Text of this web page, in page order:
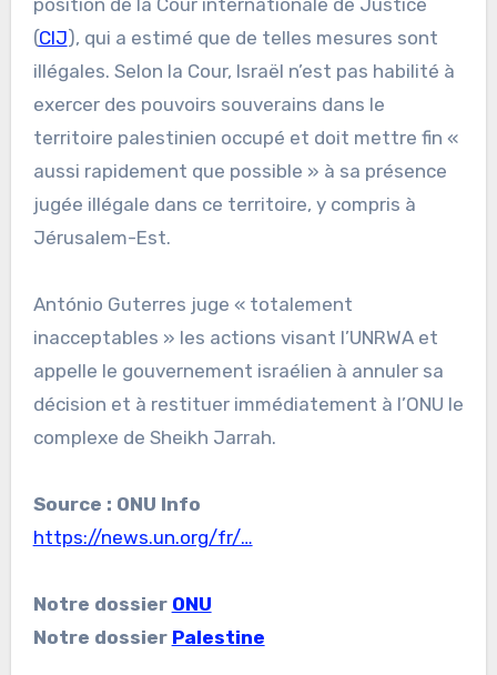
position de la Cour internationale de Justice
(CIJ), qui a estimé que de telles mesures sont
illégales. Selon la Cour, Israël n’est pas habilité à
exercer des pouvoirs souverains dans le
territoire palestinien occupé et doit mettre fin «
aussi rapidement que possible » à sa présence
jugée illégale dans ce territoire, y compris à
Jérusalem-Est.
António Guterres juge « totalement
inacceptables » les actions visant l’UNRWA et
appelle le gouvernement israélien à annuler sa
décision et à restituer immédiatement à l’ONU le
complexe de Sheikh Jarrah.
Source : ONU Info
https://news.un.org/fr/…
Notre dossier ONU
Notre dossier Palestine